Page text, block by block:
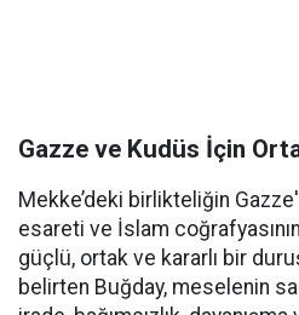
Gazze ve Kudüs İçin
Mekke’deki birlikteliğin
esareti ve İslam
güçlü, ortak ve kararlı bir
belirten Buğday, meselenin